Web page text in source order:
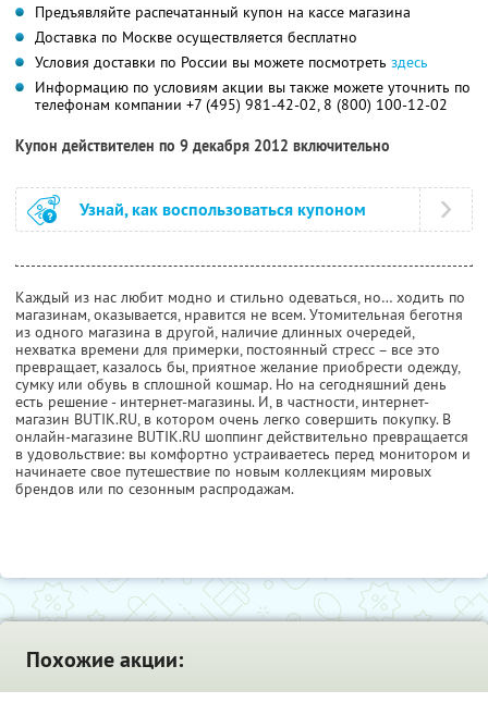
Предъявляйте распечатанный купон на кассе магазина
Доставка по Москве осуществляется бесплатно
Условия доставки по России вы можете посмотреть здесь
Информацию по условиям акции вы также можете уточнить по
телефонам компании +7 (495) 981-42-02, 8 (800) 100-12-02
Купон действителен по 9 декабря 2012 включительно
Узнай, как воспользоваться купоном
Каждый из нас любит модно и стильно одеваться, но… ходить по
магазинам, оказывается, нравится не всем. Утомительная беготня
из одного магазина в другой, наличие длинных очередей,
нехватка времени для примерки, постоянный стресс – все это
превращает, казалось бы, приятное желание приобрести одежду,
сумку или обувь в сплошной кошмар. Но на сегодняшний день
есть решение - интернет-магазины. И, в частности, интернет-
магазин BUTIK.RU, в котором очень легко совершить покупку. В
онлайн-магазине BUTIK.RU шоппинг действительно превращается
в удовольствие: вы комфортно устраиваетесь перед монитором и
начинаете свое путешествие по новым коллекциям мировых
брендов или по сезонным распродажам.
Похожие акции: